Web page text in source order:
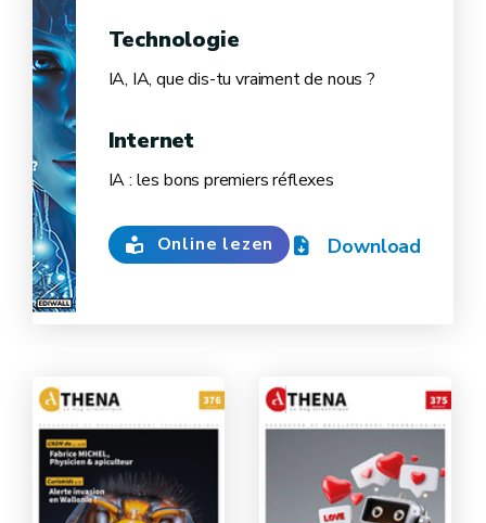
Technologie
IA, IA, que dis-tu vraiment de nous ?
Internet
IA : les bons premiers réflexes
Online lezen Download